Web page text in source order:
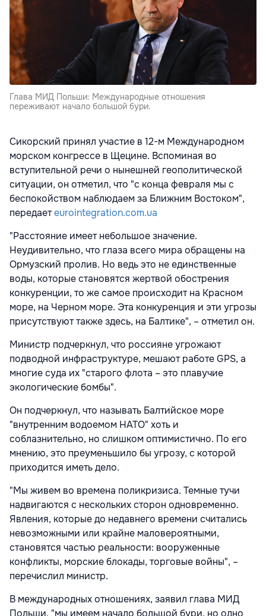
Глава МИД Польши: Международные отношения
переживают начало большой бури.
Сикорский принял участие в 12-м Международном
морском конгрессе в Щецине. Вспоминая во
вступительной речи о нынешней геополитической
ситуации, он отметил, что "с конца февраля мы с
беспокойством наблюдаем за Ближним Востоком",
передаетeurointegration.com.ua
"Расстояние имеет небольшое значение.
Неудивительно, что глаза всего мира обращены на
Ормузский пролив. Но ведь это не единственные
воды, которые становятся жертвой обострения
конкуренции, то же самое происходит на Красном
море, на Черном море. Эта конкуренция и эти угрозы
присутствуют также здесь, на Балтике", – отметил он.
Министр подчеркнул, что россияне угрожают
подводной инфраструктуре, мешают работе GPS, а
многие суда их "старого флота – это плавучие
экологические бомбы".
Он подчеркнул, что называть Балтийское море
"внутренним водоемом НАТО" хоть и
соблазнительно, но слишком оптимистично. По его
мнению, это преуменьшило бы угрозу, с которой
приходится иметь дело.
"Мы живем во времена поликризиса. Темные тучи
надвигаются с нескольких сторон одновременно.
Явления, которые до недавнего времени считались
невозможными или крайне маловероятными,
становятся частью реальности: вооруженные
конфликты, морские блокады, торговые войны", –
перечислил министр.
В международных отношениях, заявил глава МИД
Польши, "мы имеем начало большой бури, но одно